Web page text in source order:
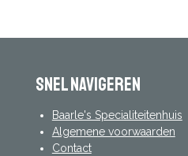
Snel navigeren
Baarle's Specialiteitenhuis
Algemene voorwaarden
Contact